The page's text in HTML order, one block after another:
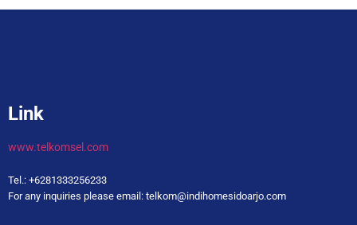
Link
www.telkomsel.com
Tel.: +6281333256233
For any inquiries please email: telkom@indihomesidoarjo.com